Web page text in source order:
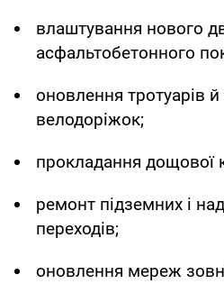
влаштування нового
асфальтобетонного
оновлення тротуарів
велодоріжок;
прокладання дощової
ремонт підземних і
переходів;
оновлення мереж